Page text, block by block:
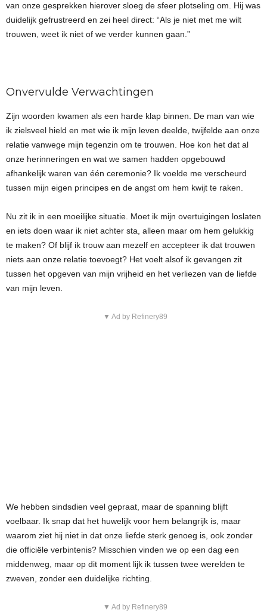
van onze gesprekken hierover sloeg de sfeer plotseling om. Hij was
duidelijk gefrustreerd en zei heel direct: “Als je niet met me wilt
trouwen, weet ik niet of we verder kunnen gaan.”
Onvervulde Verwachtingen
Zijn woorden kwamen als een harde klap binnen. De man van wie
ik zielsveel hield en met wie ik mijn leven deelde, twijfelde aan onze
relatie vanwege mijn tegenzin om te trouwen. Hoe kon het dat al
onze herinneringen en wat we samen hadden opgebouwd
afhankelijk waren van één ceremonie? Ik voelde me verscheurd
tussen mijn eigen principes en de angst om hem kwijt te raken.
Nu zit ik in een moeilijke situatie. Moet ik mijn overtuigingen loslaten
en iets doen waar ik niet achter sta, alleen maar om hem gelukkig
te maken? Of blijf ik trouw aan mezelf en accepteer ik dat trouwen
niets aan onze relatie toevoegt? Het voelt alsof ik gevangen zit
tussen het opgeven van mijn vrijheid en het verliezen van de liefde
van mijn leven.
▼ Ad by Refinery89
We hebben sindsdien veel gepraat, maar de spanning blijft
voelbaar. Ik snap dat het huwelijk voor hem belangrijk is, maar
waarom ziet hij niet in dat onze liefde sterk genoeg is, ook zonder
die officiële verbintenis? Misschien vinden we op een dag een
middenweg, maar op dit moment lijk ik tussen twee werelden te
zweven, zonder een duidelijke richting.
▼ Ad by Refinery89